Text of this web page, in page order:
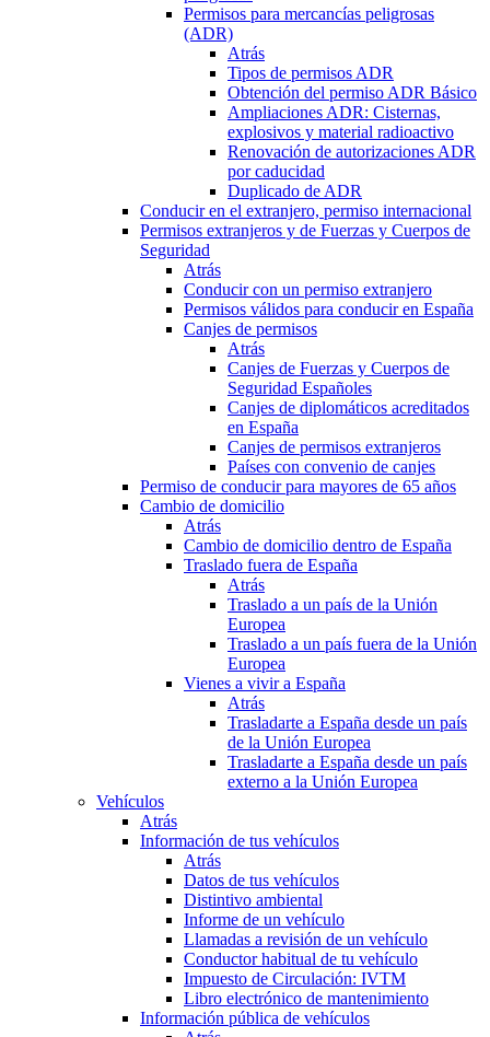
Permisos para mercancías peligrosas
(ADR)
Atrás
Tipos de permisos ADR
Obtención del permiso ADR Básico
Ampliaciones ADR: Cisternas,
explosivos y material radioactivo
Renovación de autorizaciones ADR
por caducidad
Duplicado de ADR
Conducir en el extranjero, permiso internacional
Permisos extranjeros y de Fuerzas y Cuerpos de
Seguridad
Atrás
Conducir con un permiso extranjero
Permisos válidos para conducir en España
Canjes de permisos
Atrás
Canjes de Fuerzas y Cuerpos de
Seguridad Españoles
Canjes de diplomáticos acreditados
en España
Canjes de permisos extranjeros
Países con convenio de canjes
Permiso de conducir para mayores de 65 años
Cambio de domicilio
Atrás
Cambio de domicilio dentro de España
Traslado fuera de España
Atrás
Traslado a un país de la Unión
Europea
Traslado a un país fuera de la Unión
Europea
Vienes a vivir a España
Atrás
Trasladarte a España desde un país
de la Unión Europea
Trasladarte a España desde un país
externo a la Unión Europea
Vehículos
Atrás
Información de tus vehículos
Atrás
Datos de tus vehículos
Distintivo ambiental
Informe de un vehículo
Llamadas a revisión de un vehículo
Conductor habitual de tu vehículo
Impuesto de Circulación: IVTM
Libro electrónico de mantenimiento
Información pública de vehículos